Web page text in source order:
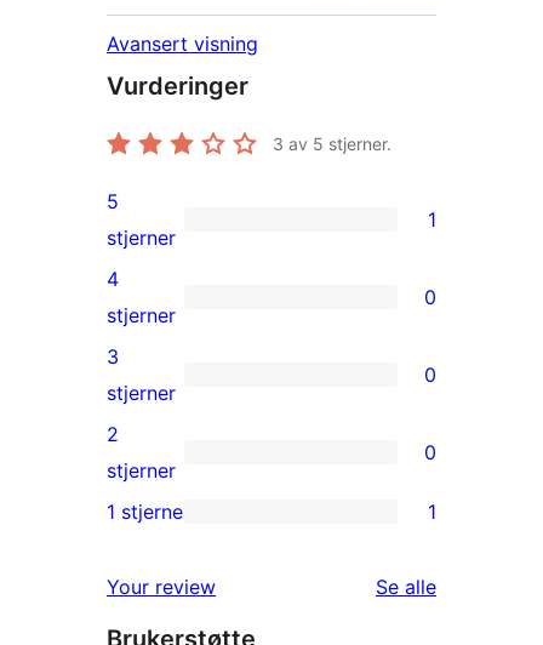
Avansert visning
Vurderinger
3 av 5 stjerner.
1
5-
star
review
5
stjerner
1
0
4-
star
reviews
4
stjerner
0
0
3-
star
reviews
3
stjerner
0
0
2-
reviews
2
stjerner
0
star
review
1 stjerne 1
Your review Se alleomtalene